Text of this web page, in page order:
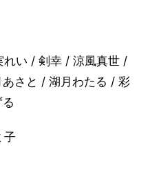
れい / 剣幸 / 涼風真世 /
さと / 湖月わたる / 彩
子